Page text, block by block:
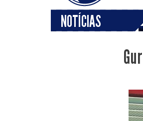
NOTÍCIAS